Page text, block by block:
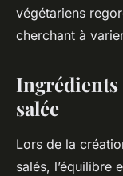
végétariens
cherchant à
Ingrédients
salée
Lors de la
salés, l’équilibre